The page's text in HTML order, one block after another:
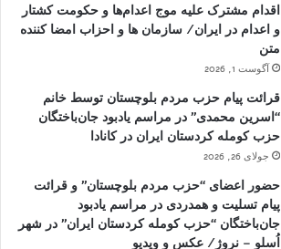
اقدام مشترک علیه موج اعدام‌ها و حکومت کشتار
و اعدام در ایران/ سازمان ها و احزاب امضا کننده
متن
آگوست 1, 2026
قرائت پیام حزب مردم بلوچستان توسط خانم
“اسرین محمدی” در مراسم یادبود جان‌باختگان
حزب کومله کردستان ایران در کانادا
جولای 26, 2026
حضور اعضای “حزب مردم بلوچستان” و قرائت
پیام تسلیت و همدردی در مراسم یادبود
جان‌باختگان “حزب کومله کردستان ایران” در شهر
اُسلو – نروژ/ عکس و ویدیو